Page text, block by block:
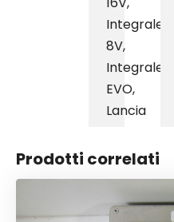
Prodotti correlati
Integrale
8V,
Integrale
EVO,
Lancia